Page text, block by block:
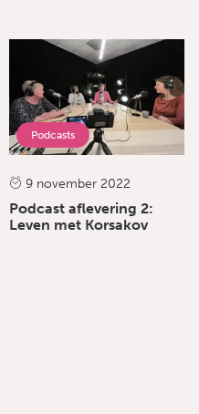
Podcasts
9 november 2022
Podcast aflevering 2:
Leven met Korsakov